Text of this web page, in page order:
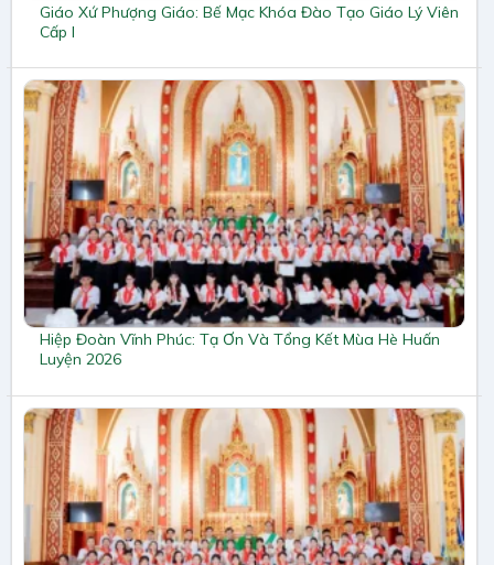
Giáo Xứ Phượng Giáo: Bế Mạc Khóa Đào Tạo Giáo Lý Viên
Cấp I
Hiệp Đoàn Vĩnh Phúc: Tạ Ơn Và Tổng Kết Mùa Hè Huấn
Luyện 2026